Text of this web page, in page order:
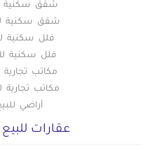
شقق سكنية
شقق سكنية
فلل سكنية
فلل سكنية
مكاتب تجارية
مكاتب تجارية
أراضي
عقارات